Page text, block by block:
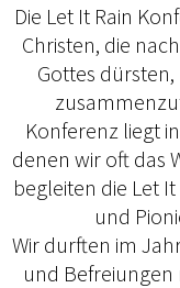
Die Let It Rain
Christen, die
Gottes
Konferenz liegt
denen wir oft das
begleiten die Let
und
Wir durften im
und